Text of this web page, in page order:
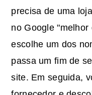
precisa de uma
no Google
escolhe um dos
passa um fim de
site. Em seguida,